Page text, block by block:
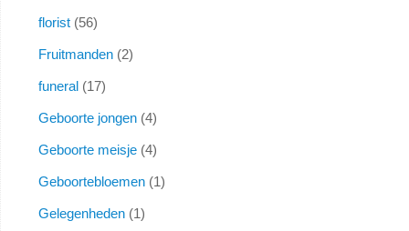
florist 56
Fruitmanden 2
funeral 17
Geboorte jongen 4
Geboorte meisje 4
Geboortebloemen 1
Gelegenheden 1